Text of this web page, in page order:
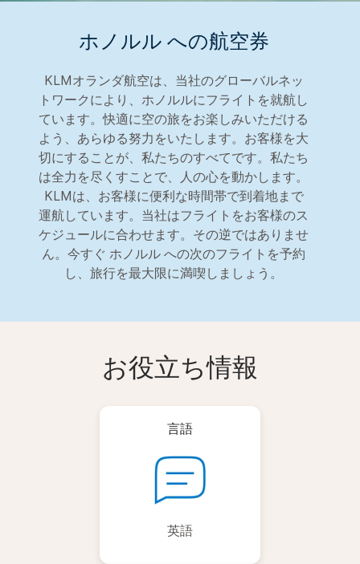
ホノルル への航空券
KLMオランダ航空は、当社のグローバルネッ
トワークにより、ホノルルにフライトを就航し
ています。快適に空の旅をお楽しみいただける
よう、あらゆる努力をいたします。お客様を大
切にすることが、私たちのすべてです。私たち
は全力を尽くすことで、人の心を動かします。
KLMは、お客様に便利な時間帯で到着地まで
運航しています。当社はフライトをお客様のス
ケジュールに合わせます。その逆ではありませ
ん。今すぐ ホノルル への次のフライトを予約
し、旅行を最大限に満喫しましょう。
お役立ち情報
言語
英語